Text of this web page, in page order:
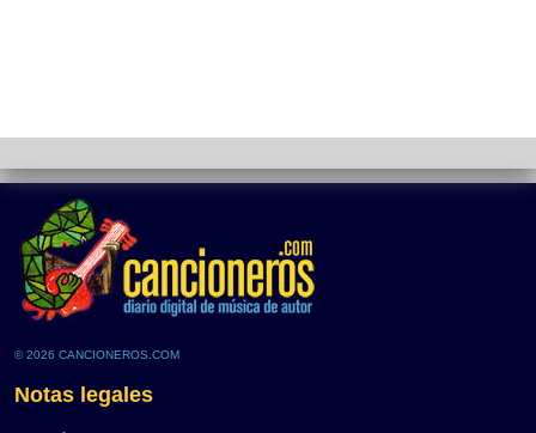
© 2026 CANCIONEROS.COM
Notas legales